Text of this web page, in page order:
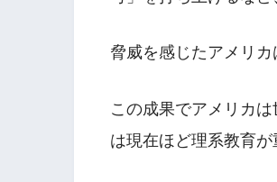
脅威を感じたアメリ
この成果でアメリカ
は現在ほど理系教育が